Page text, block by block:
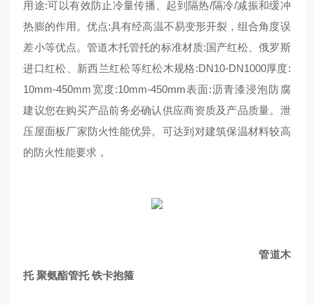
用途:可以有效防止冷量传播、起到隔热/隔冷/减振和缓冲
热膨的作用。优点:具有经高温不易变形开裂，组合角度误
差小等优点。管道木托管托的标准材质:国产红松、俄罗斯
进口红松、新西兰红松等红松木规格:DN10-DN1000厚度:
10mm-450mm宽度:10mm-450mm表面:沥青漆浸泡防腐
建议您在购买产品前务必确认供应商资质及产品质量。泄
压屋面板厂家防火性能优异。可达到对建筑保温材料较高
的防火性能要求，
管道木
托 聚氨酯管托 铁卡抱箍